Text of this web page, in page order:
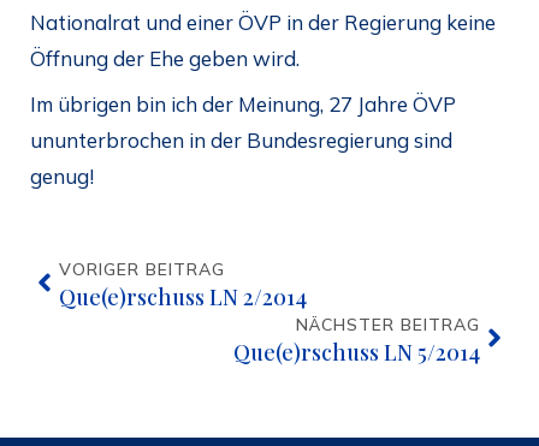
Nationalrat und einer ÖVP in der Regierung keine
Öffnung der Ehe geben wird.
Im übrigen bin ich der Meinung, 27 Jahre ÖVP
ununterbrochen in der Bundesregierung sind
genug!
VORIGER BEITRAG
Que(e)rschuss LN 2/2014
NÄCHSTER BEITRAG
Que(e)rschuss LN 5/2014